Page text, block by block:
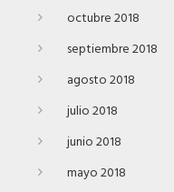
octubre 2018
septiembre 2018
agosto 2018
julio 2018
junio 2018
mayo 2018